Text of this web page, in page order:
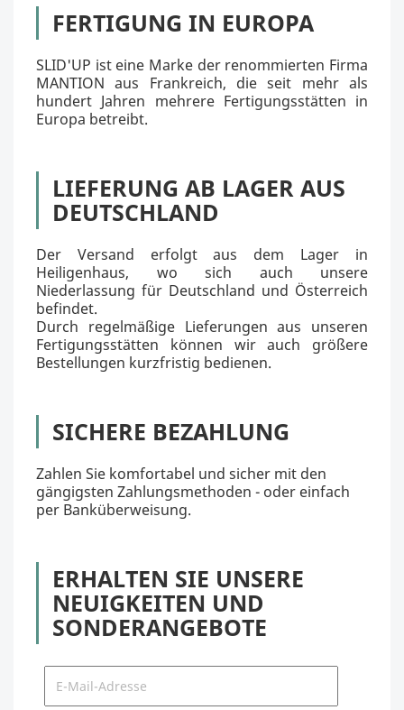
FERTIGUNG IN EUROPA
SLID'UP ist eine Marke der renommierten Firma
MANTION aus Frankreich, die seit mehr als
hundert Jahren mehrere Fertigungsstätten in
Europa betreibt.
LIEFERUNG AB LAGER AUS
DEUTSCHLAND
Der Versand erfolgt aus dem Lager in
Heiligenhaus, wo sich auch unsere
Niederlassung für Deutschland und Österreich
befindet.
Durch regelmäßige Lieferungen aus unseren
Fertigungsstätten können wir auch größere
Bestellungen kurzfristig bedienen.
SICHERE BEZAHLUNG
Zahlen Sie komfortabel und sicher mit den
gängigsten Zahlungsmethoden - oder einfach
per Banküberweisung.
ERHALTEN SIE UNSERE
NEUIGKEITEN UND
SONDERANGEBOTE